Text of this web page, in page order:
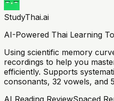
StudyThai.ai
AI-Powered Thai Learning
Using scientific memory
recordings to help you
efficiently. Supports
consonants, 32 vowels, and
AI Reading ReviewSpaced